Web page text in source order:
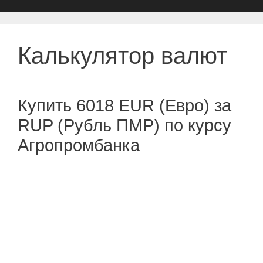
Калькулятор валют
Купить 6018 EUR (Евро) за
RUP (Рубль ПМР) по курсу
Агропромбанка